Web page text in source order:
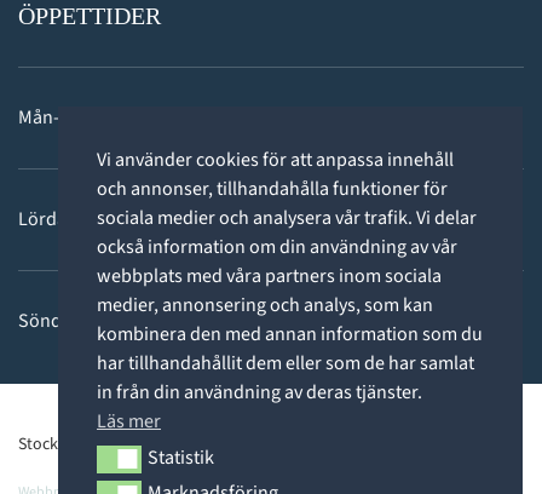
Vi använder cookies för att anpassa innehåll
och annonser, tillhandahålla funktioner för
sociala medier och analysera vår trafik. Vi delar
också information om din användning av vår
webbplats med våra partners inom sociala
medier, annonsering och analys, som kan
kombinera den med annan information som du
har tillhandahållit dem eller som de har samlat
in från din användning av deras tjänster.
Läs mer
Statistik
Statistik
ÖPPETTIDER
Mån-fre: 11 - 18
Lördag: 11-15
Söndag: STÄNGT
Stockholms Dykcenter ©2026 -